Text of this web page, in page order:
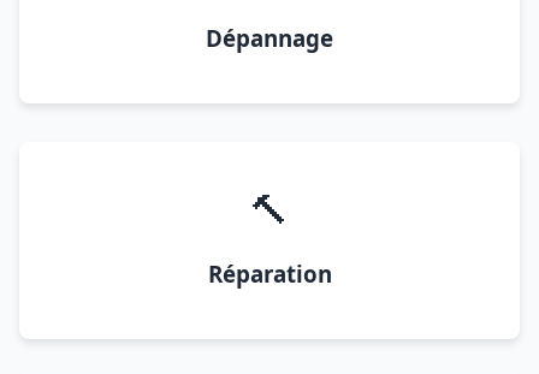
Dépannage
🔨
Réparation